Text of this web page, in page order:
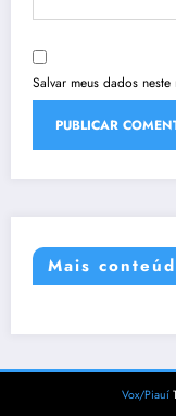
Salvar meus dados
Mais
Vox/Piauí